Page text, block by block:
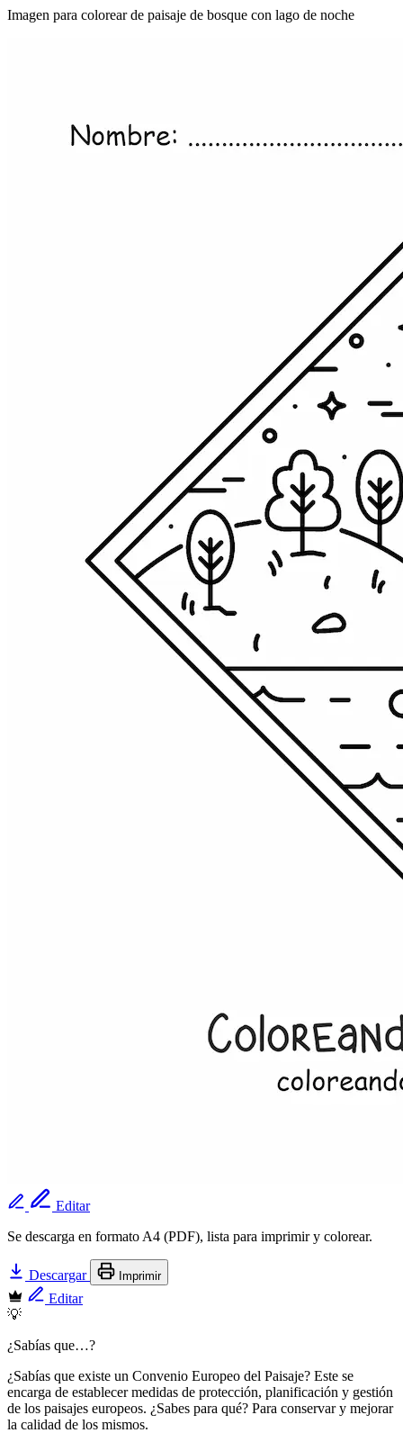
Imagen para colorear de paisaje de bosque con lago de noche
Editar
Se descarga en formato A4 (PDF), lista para imprimir y colorear.
Descargar Imprimir
Editar
💡
¿Sabías que…?
¿Sabías que existe un Convenio Europeo del Paisaje? Este se
encarga de establecer medidas de protección, planificación y gestión
de los paisajes europeos. ¿Sabes para qué? Para conservar y mejorar
la calidad de los mismos.